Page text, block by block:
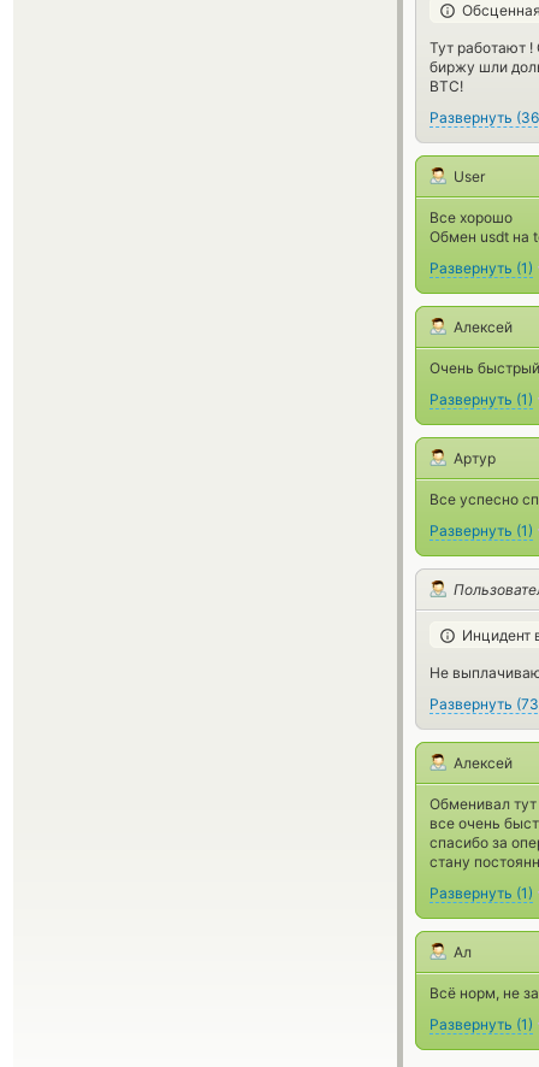
Тут работают !
биржу шли
BTC!
Развернуть (36
User
Все хорошо
Обмен usdt на
Развернуть (1)
Алексей
Очень
Развернуть (1)
Артур
Все успесно
Развернуть (1)
Инцидент
Не
Развернуть (73
Алексей
Обменивал
все очень
спасибо за
стану
Развернуть (1)
Ал
Всё норм, не
Развернуть (1)